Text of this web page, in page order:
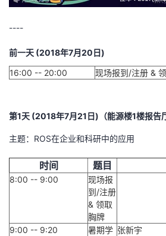
----
前一天 (2018年7月20日)
16:00 -- 20:00
现场报到/注册 &
第1天 (2018年7月21日)（能源楼1楼报告
主题：ROS在企业和科研中的应用
时间 题目
8:00 -- 9:00
现场报
到/注册
& 领取
胸牌
9:00 -- 9:20
暑期学 张新宇